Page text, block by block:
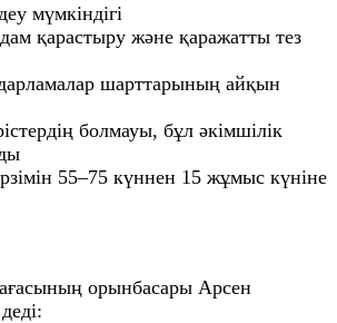
мүмкіндігі
қарастыру және қаражатты тез
шарттарының айқын
болмауы, бұл әкімшілік
55–75 күннен 15 жұмыс күніне
орынбасары Арсен